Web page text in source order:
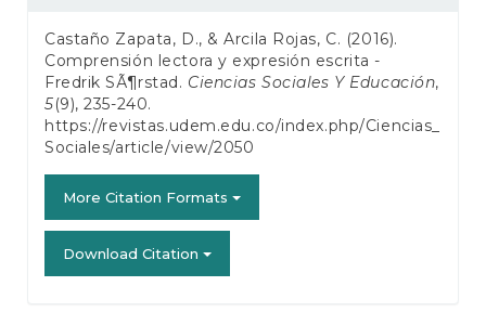
Castaño Zapata, D., & Arcila Rojas, C. (2016).
Comprensión lectora y expresión escrita -
Fredrik SÃ¶rstad. Ciencias Sociales Y Educación,
5(9), 235-240.
https://revistas.udem.edu.co/index.php/Ciencias_
Sociales/article/view/2050
More Citation Formats
Download Citation